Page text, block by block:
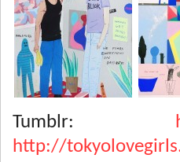
Tumblr:
http://